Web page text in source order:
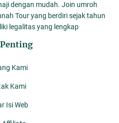
dengan mudah. Join umroh
Tour yang berdiri sejak tahun
legalitas yang lengkap
Kami
Kami
Isi Web